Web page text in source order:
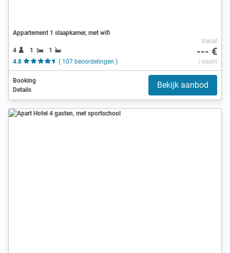
Appartement 1 slaapkamer, met wifi
4 1
1
4.8
( 107 beoordelingen )
Vanaf
--- €
/ nacht
Booking
Details
Bekijk aanbod